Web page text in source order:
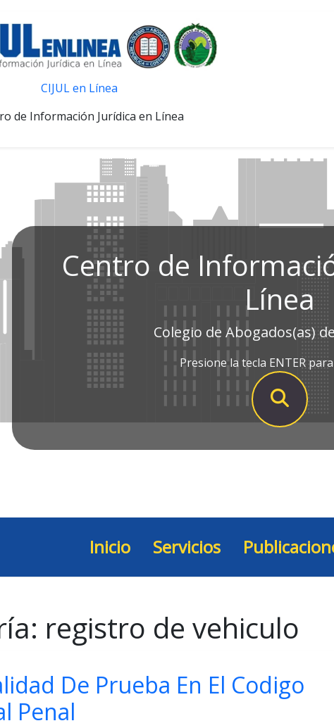
CIJUL en Línea
de Información Jurídica en Línea
Centro de
Línea
Colegio de Abogados(as)
Presione la tecla ENTER
Inicio Servicios
registro de vehiculo
De Prueba En El Codigo
Penal